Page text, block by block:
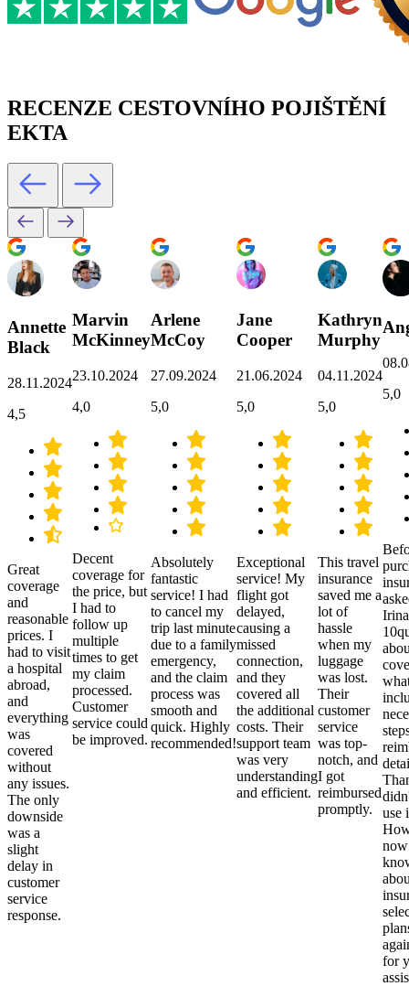
RECENZE CESTOVNÍHO POJIŠTĚNÍ
EKTA
Annette
Black
28.11.2024
4,5
Great
coverage
and
reasonable
prices. I
had to visit
a hospital
abroad,
and
everything
was
covered
without
any issues.
The only
downside
was a
slight
delay in
customer
service
response.
Marvin
McKinney
23.10.2024
4,0
Decent
coverage for
the price, but
I had to
follow up
multiple
times to get
my claim
processed.
Customer
service could
be improved.
Arlene
McCoy
27.09.2024
5,0
Absolutely
fantastic
service! I had
to cancel my
trip last minute
due to a family
emergency,
and the claim
process was
smooth and
quick. Highly
recommended!
Jane
Cooper
21.06.2024
5,0
Exceptional
service! My
flight got
delayed,
causing a
missed
connection,
and they
covered all
the additional
costs. Their
support team
was very
understanding
and efficient.
Kathryn
Murphy
04.11.2024
5,0
This travel
insurance
saved me a
lot of
hassle
when my
luggage
was lost.
Their
customer
service
was top-
notch, and
I got
reimbursed
promptly.
5,0
use
for